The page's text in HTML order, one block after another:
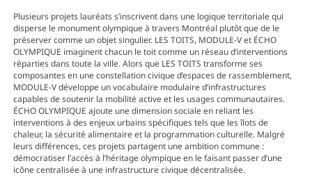
Plusieurs projets lauréats s’inscrivent dans une logique territoriale qui
disperse le monument olympique à travers Montréal plutôt que de le
préserver comme un objet singulier. LES TOITS, MODULE-V et ÉCHO
OLYMPIQUE imaginent chacun le toit comme un réseau d’interventions
réparties dans toute la ville. Alors que LES TOITS transforme ses
composantes en une constellation civique d’espaces de rassemblement,
MODULE-V développe un vocabulaire modulaire d’infrastructures
capables de soutenir la mobilité active et les usages communautaires.
ÉCHO OLYMPIQUE ajoute une dimension sociale en reliant les
interventions à des enjeux urbains spécifiques tels que les îlots de
chaleur, la sécurité alimentaire et la programmation culturelle. Malgré
leurs différences, ces projets partagent une ambition commune :
démocratiser l’accès à l’héritage olympique en le faisant passer d’une
icône centralisée à une infrastructure civique décentralisée.